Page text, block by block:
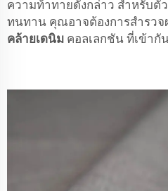
ความท้าทายดังกล่าว สำหรับตั
ทนทาน คุณอาจต้องการสำรว
คล้ายเดนิม คอลเลกชัน ที่เข้ากั